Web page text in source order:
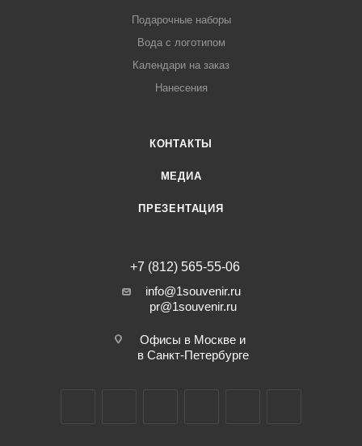
Подарочные наборы
Вода с логотипом
Календари на заказ
Нанесения
КОНТАКТЫ
МЕДИА
ПРЕЗЕНТАЦИЯ
+7 (812) 565-55-06
info@1souvenir.ru
pr@1souvenir.ru
Офисы в Москве и
в Санкт-Петербурге